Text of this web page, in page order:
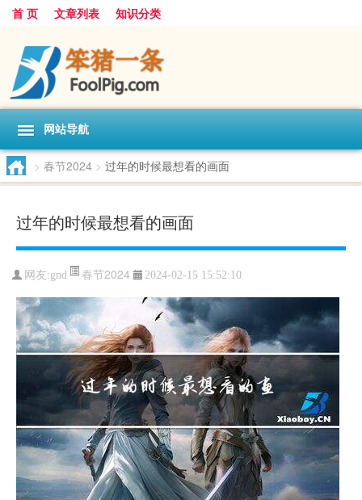
首 页 文章列表 知识分类
网站导航
> 春节2024 > 过年的时候最想看的画面
过年的时候最想看的画面
网友:gnd 春节2024 2024-02-15 15:52:10